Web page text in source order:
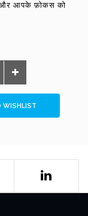
और आपके फ़ोकस को
WISHLIST